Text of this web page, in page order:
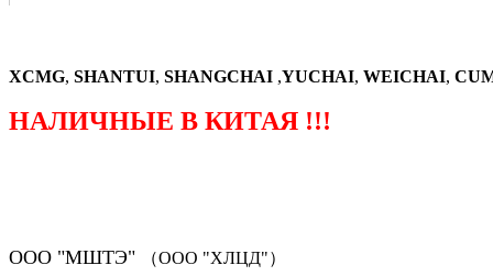
XCMG, SHANTUI, SHANGCHAI ,YUCHAI, WEICHAI,
НАЛИЧНЫЕ В КИТАЯ !!!
ООО "МШТЭ" （ООО "ХЛЦД"）